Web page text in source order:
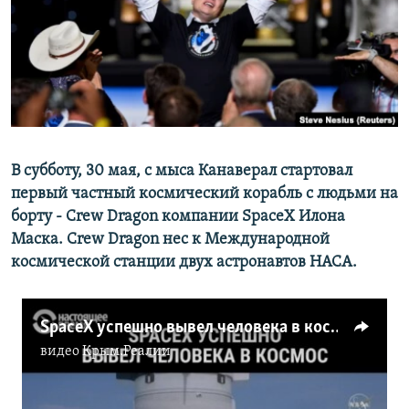
ПОБЕДИТЕЛЕЙ НЕ СУДЯТ?
КРЫМ.НЕПОКОРЕННЫЙ
ELIFBE
УКРАИНСКАЯ ПРОБЛЕМА КРЫМА
ПРИСОЕДИНЯЙТЕСЬ!
В субботу, 30 мая, с мыса Канаверал стартовал
первый частный космический корабль с людьми на
борту - Crew Dragon компании SpaceX Илона
Маска. Crew Dragon нес к Международной
космической станции двух астронавтов НАСА.
SpaceX успешно вывел человека в космос (видео)
видеоКрым.Реалии